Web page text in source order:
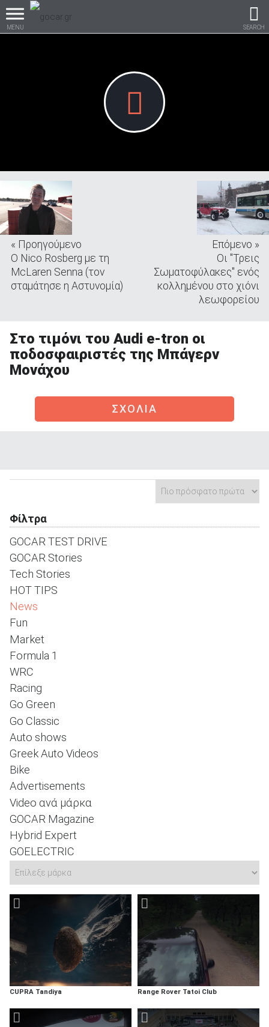
MENU SEARCH
Βρες τα πάντα για το
αυτοκίνητο!
Καινούρια
ΑΝΑΖΗΤΗΣΗ
Μεταχειρισμένα
« Προηγούμενο
O Nico Rosberg με τη
McLaren Senna (τον
σταμάτησε η Αστυνομία)
Επόμενο »
Οι "Τρεις
Σωματοφύλακες" ενός
κολλημένου στο χιόνι
λεωφορείου
Στο τιμόνι του Audi e-tron οι
ποδοσφαιριστές της Μπάγερν
Μονάχου
ΣΧΟΛΙΑ
Φίλτρα
GOCAR TEST DRIVE
GOCAR Stories
Tech Stories
HOT TIPS
News
Fun
Market
Formula 1
WRC
Racing
Go Green
Go Classic
Auto shows
Greek Auto Videos
Bike
Advertisements
Video ανά μάρκα
GOCAR Magazine
Hybrid Expert
GOELECTRIC
CUPRA Tandiya Range Rover Tatoi Club